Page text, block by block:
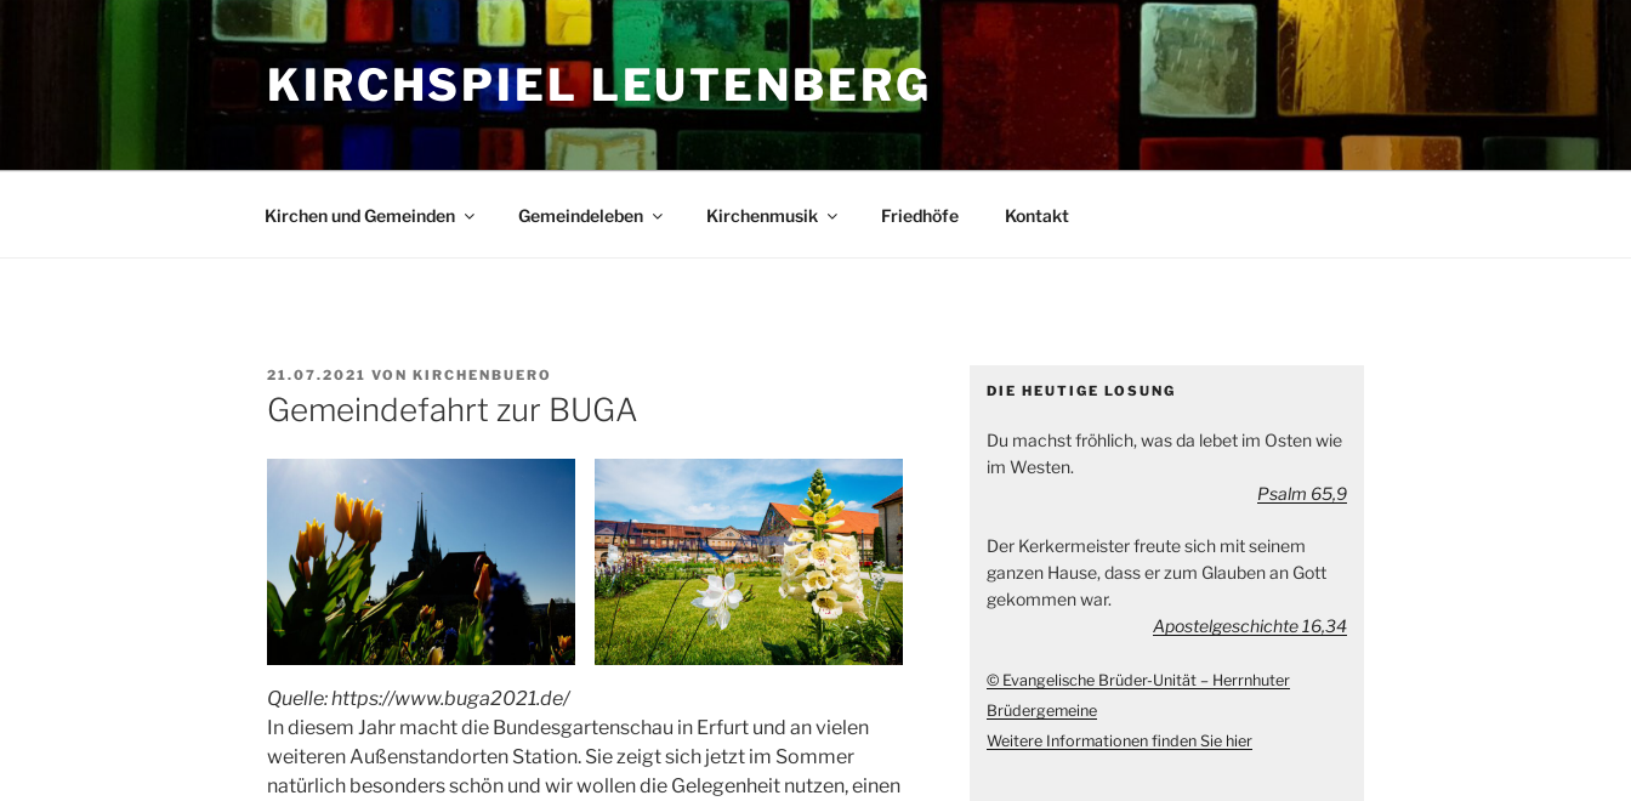
KIRCHSPIEL LEUTENBERG
Kirchen und Gemeinden Gemeindeleben Kirchenmusik Friedhöfe Kontakt
VERÖFFENTLICHT
AM
21.07.2021 VON KIRCHENBUERO
Gemeindefahrt zur BUGA
Quelle: https://www.buga2021.de/
In diesem Jahr macht die Bundesgartenschau in Erfurt und an vielen
weiteren Außenstandorten Station. Sie zeigt sich jetzt im Sommer
natürlich besonders schön und wir wollen die Gelegenheit nutzen, einen
DIE HEUTIGE LOSUNG
Du machst fröhlich, was da lebet im Osten wie
im Westen.
Psalm 65,9
Der Kerkermeister freute sich mit seinem
ganzen Hause, dass er zum Glauben an Gott
gekommen war.
Apostelgeschichte 16,34
© Evangelische Brüder-Unität – Herrnhuter
Brüdergemeine
Weitere Informationen finden Sie hier